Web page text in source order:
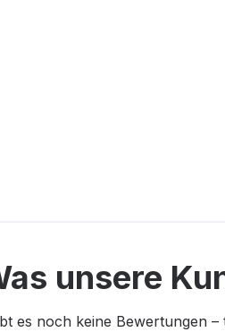
unsere
es noch keine Bewertungen